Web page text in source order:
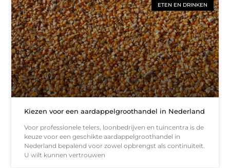
ETEN EN DRINKEN
Kiezen voor een aardappelgroothandel in Nederland
Voor professionele telers, loonbedrijven en tuincentra is de
keuze voor een geschikte aardappelgroothandel in
Nederland bepalend voor zowel opbrengst als continuïteit.
U wilt kunnen vertrouwen